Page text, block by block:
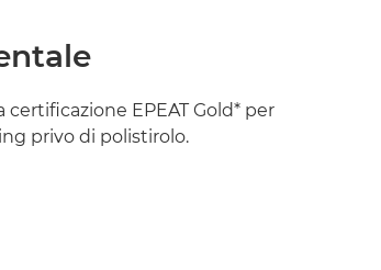
certificazione EPEAT Gold* per
privo di polistirolo.